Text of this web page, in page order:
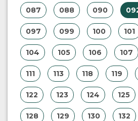
087 088 090
097 099 100 101
104 105 106 107
111 113 118 119
122 123 124 125
128 129 130 132